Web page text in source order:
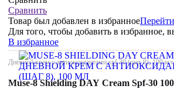
Сравнить
Товар был добавлен в избранное
Для того, чтобы добавить в избранное,
В избранное
Дневной крем с антиоксидантами spf 30 (шаг 8), 100 мл
Muse-8 Shielding DAY Cream Spf-30 100